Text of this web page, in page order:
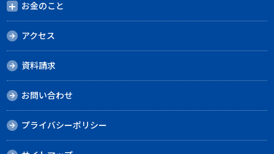
お金のこと
アクセス
資料請求
お問い合わせ
プライバシーポリシー